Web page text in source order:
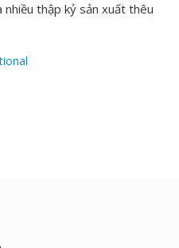
thập kỷ sản xuất thêu